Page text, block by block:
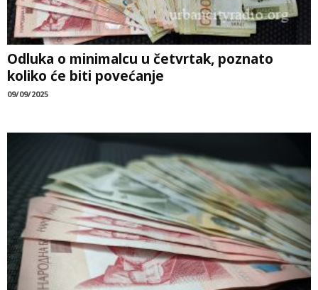
Odluka o minimalcu u četvrtak, poznato
koliko će biti povećanje
09/09/2025